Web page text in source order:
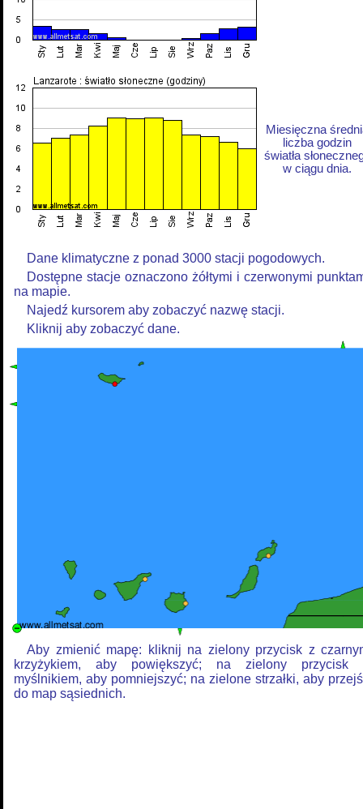
Miesięczna
liczba godzin
światła
w ciągu dnia.
Dane klimatyczne z ponad 3000 stacji pogodowych.
Dostępne stacje oznaczono żółtymi i czerwonymi
na mapie.
Najedź kursorem aby zobaczyć nazwę stacji.
Kliknij aby zobaczyć dane.
Aby zmienić mapę: kliknij na zielony przycisk z
krzyżykiem, aby powiększyć; na zielony przycisk
myślnikiem, aby pomniejszyć; na zielone strzałki, aby
do map sąsiednich.